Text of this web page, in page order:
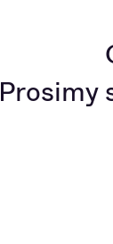
Prosimy